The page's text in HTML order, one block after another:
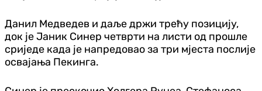
Данил Медведев и даље држи трећу позицију,
док је Јаник Синер четврти на листи од прошле
сриједе када је напредовао за три мјеста послије
освајања Пекинга.